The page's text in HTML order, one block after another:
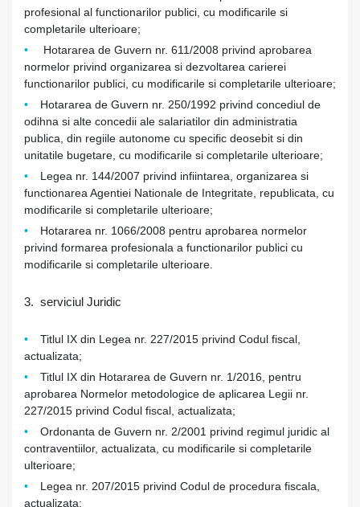
profesional al functionarilor publici, cu modificarile si
completarile ulterioare;
Hotararea de Guvern nr. 611/2008 privind aprobarea
normelor privind organizarea si dezvoltarea carierei
functionarilor publici, cu modificarile si completarile ulterioare;
Hotararea de Guvern nr. 250/1992 privind concediul de
odihna si alte concedii ale salariatilor din administratia
publica, din regiile autonome cu specific deosebit si din
unitatile bugetare, cu modificarile si completarile ulterioare;
Legea nr. 144/2007 privind infiintarea, organizarea si
functionarea Agentiei Nationale de Integritate, republicata, cu
modificarile si completarile ulterioare;
Hotararea nr. 1066/2008 pentru aprobarea normelor
privind formarea profesionala a functionarilor publici cu
modificarile si completarile ulterioare.
3. serviciul Juridic
Titlul IX din Legea nr. 227/2015 privind Codul fiscal,
actualizata;
Titlul IX din Hotararea de Guvern nr. 1/2016, pentru
aprobarea Normelor metodologice de aplicarea Legii nr.
227/2015 privind Codul fiscal, actualizata;
Ordonanta de Guvern nr. 2/2001 privind regimul juridic al
contraventiilor, actualizata, cu modificarile si completarile
ulterioare;
Legea nr. 207/2015 privind Codul de procedura fiscala,
actualizata;